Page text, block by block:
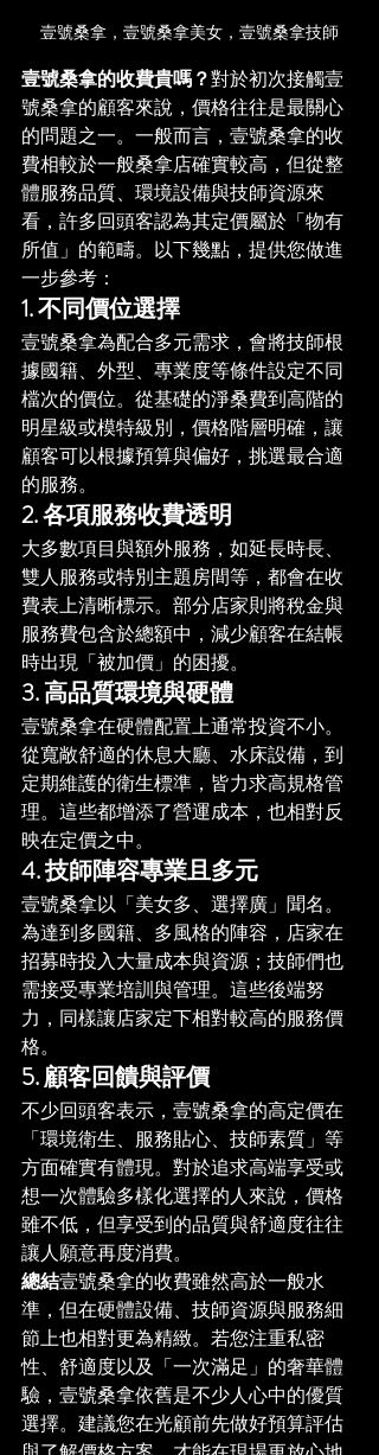
壹號桑拿，壹號桑拿美女，壹號桑拿技師
壹號桑拿的收費貴嗎？對於初次接觸壹
號桑拿的顧客來說，價格往往是最關心
的問題之一。一般而言，壹號桑拿的收
費相較於一般桑拿店確實較高，但從整
體服務品質、環境設備與技師資源來
看，許多回頭客認為其定價屬於「物有
所值」的範疇。以下幾點，提供您做進
一步參考：
1. 不同價位選擇
壹號桑拿為配合多元需求，會將技師根
據國籍、外型、專業度等條件設定不同
檔次的價位。從基礎的淨桑費到高階的
明星級或模特級別，價格階層明確，讓
顧客可以根據預算與偏好，挑選最合適
的服務。
2. 各項服務收費透明
大多數項目與額外服務，如延長時長、
雙人服務或特別主題房間等，都會在收
費表上清晰標示。部分店家則將稅金與
服務費包含於總額中，減少顧客在結帳
時出現「被加價」的困擾。
3. 高品質環境與硬體
壹號桑拿在硬體配置上通常投資不小。
從寬敞舒適的休息大廳、水床設備，到
定期維護的衛生標準，皆力求高規格管
理。這些都增添了營運成本，也相對反
映在定價之中。
4. 技師陣容專業且多元
壹號桑拿以「美女多、選擇廣」聞名。
為達到多國籍、多風格的陣容，店家在
招募時投入大量成本與資源；技師們也
需接受專業培訓與管理。這些後端努
力，同樣讓店家定下相對較高的服務價
格。
5. 顧客回饋與評價
不少回頭客表示，壹號桑拿的高定價在
「環境衛生、服務貼心、技師素質」等
方面確實有體現。對於追求高端享受或
想一次體驗多樣化選擇的人來說，價格
雖不低，但享受到的品質與舒適度往往
讓人願意再度消費。
總結壹號桑拿的收費雖然高於一般水
準，但在硬體設備、技師資源與服務細
節上也相對更為精緻。若您注重私密
性、舒適度以及「一次滿足」的奢華體
驗，壹號桑拿依舊是不少人心中的優質
選擇。建議您在光顧前先做好預算評估